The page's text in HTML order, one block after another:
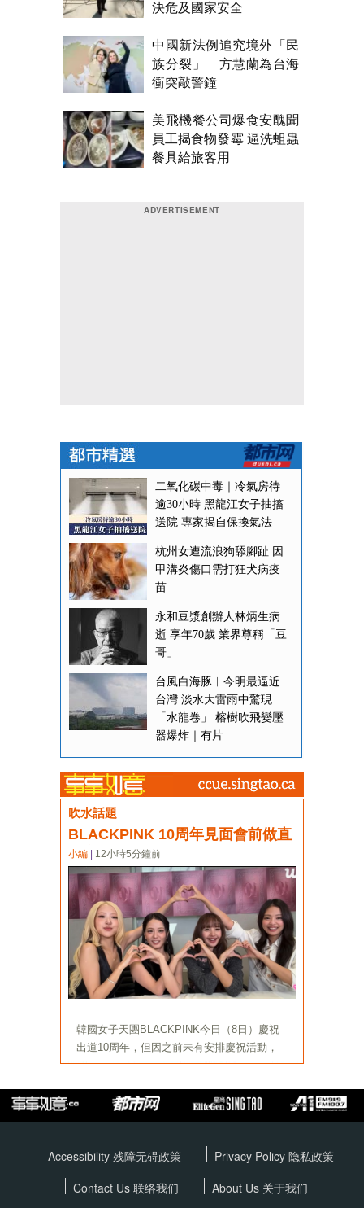
決危及國家安全
中國新法例追究境外「民
族分裂」 方慧蘭為台海
衝突敲警鐘
美飛機餐公司爆食安醜聞
員工揭食物發霉 逼洗蛆蟲
餐具給旅客用
Accessibility 残障无碍政策 Privacy Policy 隐私政策
Contact Us 联络我们
About Us 关于我们